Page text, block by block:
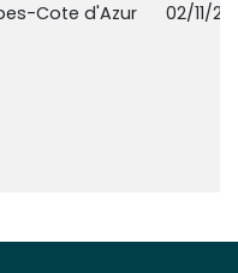
Cote d'Azur 02/11/